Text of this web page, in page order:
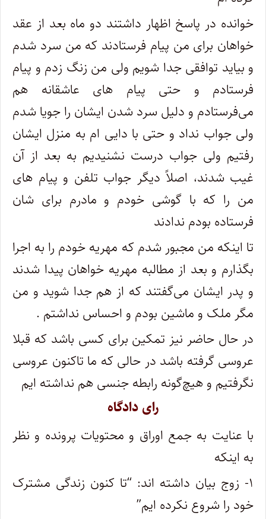
خوانده در پاسخ اظهار داشتند دو ماه بعد از عقد
خواهان برای من پیام فرستادند که من سرد شدم
و بیاید توافقی جدا شویم ولی من زنگ زدم و پیام
فرستادم و حتی پیام های عاشقانه هم
می‌فرستادم و دلیل سرد شدن ایشان را جویا شدم
ولی جواب نداد و حتی با دایی ام به منزل ایشان
رفتیم ولی جواب درست نشنیدیم به بعد از آن
غیب شدند، اصلاً دیگر جواب تلفن و پیام های
من را که با گوشی خودم و مادرم برای شان
فرستاده بودم ندادند
تا اینکه من مجبور شدم که مهریه خودم را به اجرا
بگذارم و بعد از مطالبه مهریه خواهان پیدا شدند
و پدر ایشان می‌گفتند که از هم جدا شوید و من
مگر ملک و ماشین بودم و احساس نداشتم .
در حال حاضر نیز تمکین برای کسی باشد که قبلا
عروسی گرفته باشد در حالی که ما تاکنون عروسی
نگرفتیم و هیچ‌گونه رابطه جنسی هم نداشته ایم
رای دادگاه
با عنایت به جمع اوراق و محتویات پرونده و نظر
به اینکه
۱- زوج بیان داشته اند: “تا کنون زندگی مشترک
خود را شروع نکرده ایم”